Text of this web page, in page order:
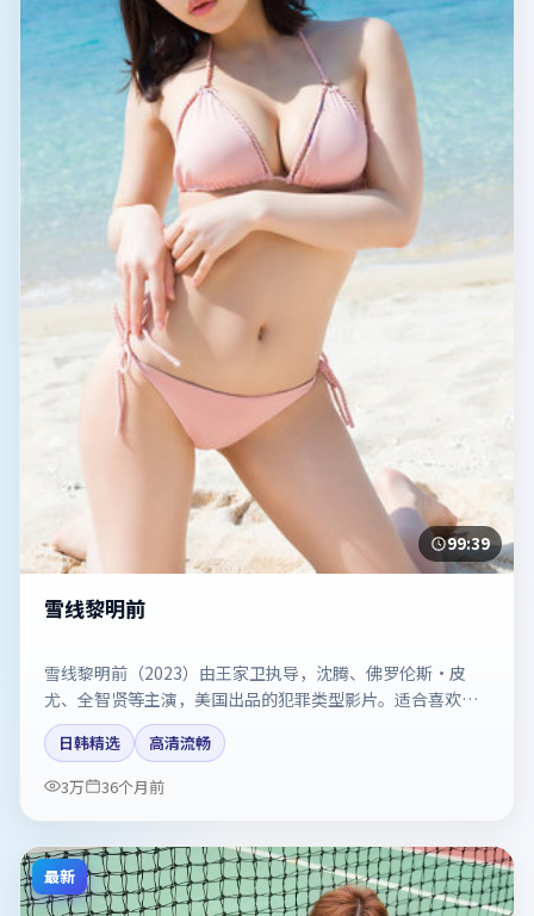
99:39
雪线黎明前
雪线黎明前（2023）由王家卫执导，沈腾、佛罗伦斯·皮
尤、全智贤等主演，美国出品的犯罪类型影片。适合喜欢强
情节与反转的观众。剧情简介与主创信息可供检索参考，上
映日期以片方资料为准。
日韩精选
高清流畅
3万
36个月前
最新